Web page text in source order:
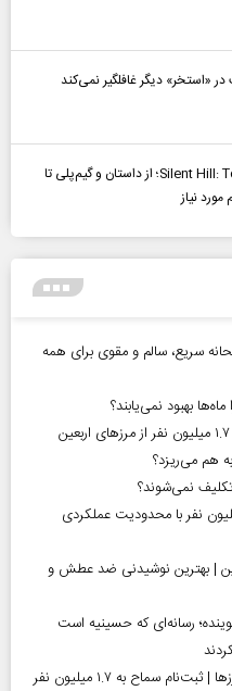
دیگر غافلگیر نمی‌کند
بررسی بازی Silent Hill: Townfall؛ از داستان و گیم‌پلی تا
نیاز
چی درست کنم؟ معرفی ۳۰ صبحانه سریع، سالم و مقوی برای همه
ماه‌ها بهبود نمی‌یابند؟
هم می‌ریزد؟
نمی‌شوند؟
در ایران | بیش از ۱۰.۵ میلیون نفر با محدودیت عملکردی
| بهترین نوشیدنی ضد عطش و
گوینده؛ رسانه‌ای که حسینیه است
آغاز رسمی برنامه‌های اربعین ۱۴۰۵ در مرز‌ها | ثبت‌نام سماح به ۱.۷ میلیون نفر